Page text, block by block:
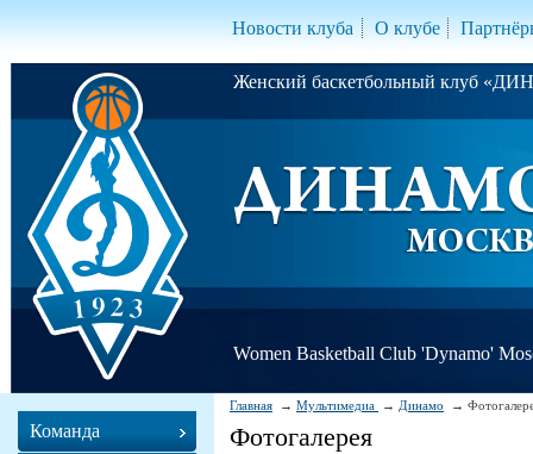
Новости клуба О клубе
Женский баскетбольный клуб
Women Basketball Club 'Dynamo'
Главная Мультимедиа Динамо
Фотогалерея
Команда